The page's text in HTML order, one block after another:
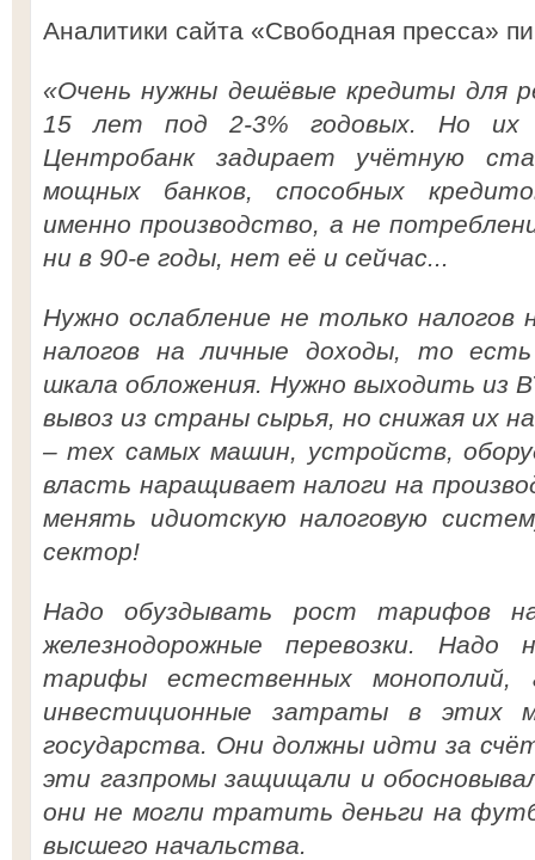
Аналитики сайта «Свободная пресса»
«Очень нужны дешёвые кредиты для
15 лет под 2-3% годовых. Но их
Центробанк задирает учётную
мощных банков, способных
именно производство, а не
ни в 90-е годы, нет её и сейчас...
Нужно ослабление не только
налогов на личные доходы, то
шкала обложения. Нужно выходить из
вывоз из страны сырья, но снижая их
– тех самых машин, устройств,
власть наращивает налоги на
менять идиотскую налоговую
сектор!
Надо обуздывать рост тарифов
железнодорожные перевозки. Надо
тарифы естественных монополий,
инвестиционные затраты в этих
государства. Они должны идти за
эти газпромы защищали и
они не могли тратить деньги на
высшего начальства.